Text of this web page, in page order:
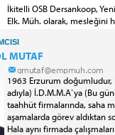
İkitelli OSB Dersankoop,
Elk. Müh. olarak, mesleğini
MUTAF
1963 Erzurum
adıyla) İ.D.M.M.A`ya (Bu
taahhüt firmalarında, saha
aşamalarda görev aldıktan
Hala aynı firmada